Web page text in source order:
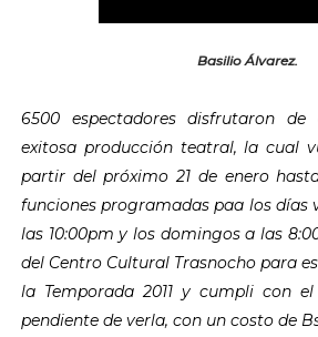
Basilio Álvarez.
6500 espectadores disfrutaron
exitosa producción teatral, la cual
partir del próximo 21 de enero
funciones programadas paa los días
las 10:00pm y los domingos a las
del Centro Cultural Trasnocho para
la Temporada 2011 y cumpli con
pendiente de verla, con un costo de